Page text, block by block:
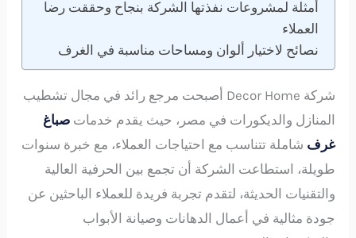
أمثلة لمشروعات نفذتها الشركة بنجاح وحققت رضا
العملاء
نصائح لاختيار ألوان ومساحات مناسبة في الغرف
شركة Decor Home أصبحت مرجع رائد في مجال تشطيب
المنازل والديكورات في مصر، حيث يقدم خدماتصباغ
غرف شاملة تتناسب مع احتياجات العملاء، مع خبرة سنوات
طويلة، استطاعت الشركة أن تجمع بين الحرفية العالية
والتقنيات الحديثة، لتقدم تجربة فريدة للعملاء الباحثين عن
جودة مثالية في أعمال الدهانات وصيانة الأبواب